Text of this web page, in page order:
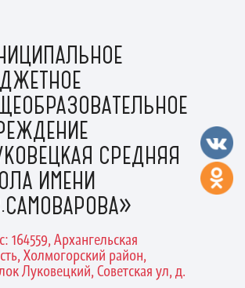
СРЕДНЯЯ
ИМЕНИ
164559, Архангельская
Холмогорский район,
Луковецкий, Советская ул, д.